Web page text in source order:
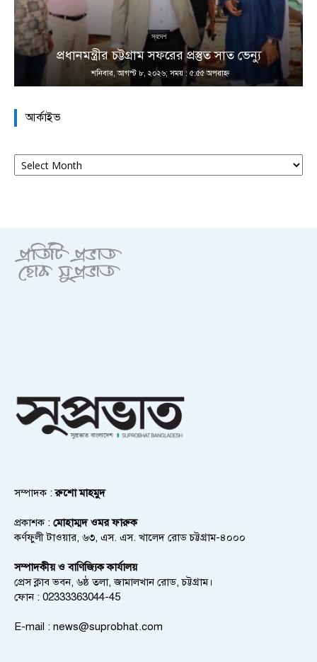
স্বদেশ
প্রধানমন্ত্রীর চট্টগ্রাম সফরের প্রস্তুত সাত ভেন্যু
শনিবার, আগস্ট ৮, ২০২৬; সময় : ৫:৫৫ অপরাহ্ণ
আর্কাইভ
আর্কাইভ
সম্পাদক :রুশো মাহমুদ
প্রকাশক : মোহাম্মদ ওমর ফারুক
কর্ণফুলী টাওয়ার, ৬৩, এস. এস. খালেদ রোড চট্টগ্রাম-৪০০০
সম্পাদকীয় ও বাণিজ্যিক কার্যালয়
প্রেস ক্লাব ভবন, ৬ষ্ঠ তলা, জামালখান রোড, চট্টগ্রাম।
ফোন : 02333363044-45
E-mail : news@suprobhat.com